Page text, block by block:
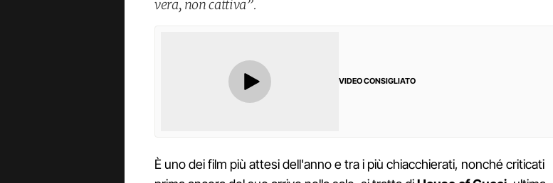
vera, non cattiva”.
VIDEO CONSIGLIATO
È uno dei film più attesi dell'anno e tra i più chiacchierati, nonché criticati